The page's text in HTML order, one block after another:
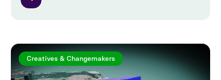
Creatives & Changemakers